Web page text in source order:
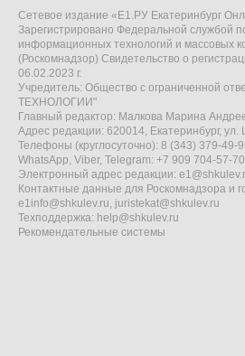
Сетевое издание «Е1.РУ Екатеринбург
Зарегистрировано Федеральной службой
информационных технологий и массовых
(Роскомнадзор) Свидетельство о
06.02.2023 г.
Учредитель: Общество с ограниченной
ТЕХНОЛОГИИ"
Главный редактор: Малкова Марина
Адрес редакции: 620014, Екатеринбург,
Телефоны (круглосуточно): 8 (343) 379-49-
WhatsApp, Viber, Telegram: +7 909 704-57-70
Электронный адрес редакции:
Контактные данные для Роскомнадзора и
e1info@shkulev.ru, juristekat@shkulev.ru
Техподдержка: help@shkulev.ru
Рекомендательные системы